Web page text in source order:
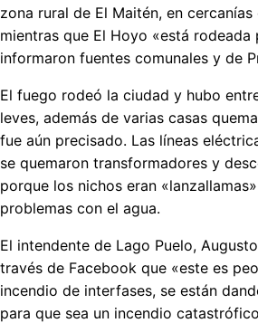
zona rural de El Maitén, en cercanías
mientras que El Hoyo «está rodeada
informaron fuentes comunales y de
El fuego rodeó la ciudad y hubo
leves, además de varias casas
fue aún precisado. Las líneas
se quemaron transformadores y
porque los nichos eran
problemas con el agua.
El intendente de Lago Puelo,
través de Facebook que «este es
incendio de interfases, se están
para que sea un incendio